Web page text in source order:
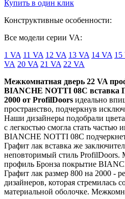
Купить в один клик
Конструктивные особенности:
Все модели серии VA:
1 VA 11 VA 12 VA 13 VA 14 VA 15
VA 20 VA 21 VA 22 VA
Межкомнатная дверь 22 VA
BIANCHE NOTTI 08C вставка
2000 от ProfilDoors идеально
пространство, подчеркнув
Наши дизайнеры подобрали
с легкостью смогла стать частью
BIANCHE NOTTI 08C
Графит лак вставка же
неповторимый стиль ProfilDoors.
профиль Бронза покрытие
Графит лак размер 800 на 2000 -
дизайнеров, которая стремилась
материальной оболочке.